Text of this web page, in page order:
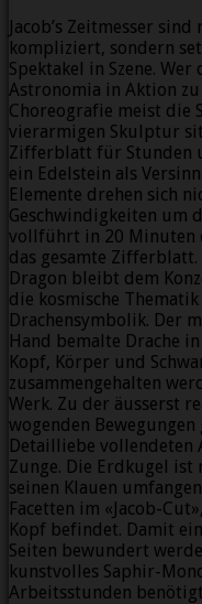
Jacob’s Zeitmesser
kompliziert, sondern
Spektakel in Szene.
Astronomia in Aktion
Choreografie meist die
vierarmigen Skulptur
Zifferblatt für Stunden
ein Edelstein als
Elemente drehen sich
Geschwindigkeiten um
vollführt in 20 Minuten
das gesamte
Dragon bleibt dem
die kosmische
Drachensymbolik. Der
Hand bemalte Drache
Kopf, Körper und
zusammengehalten
Werk. Zu der äusserst
wogenden
Detailliebe vollendeten
Zunge. Die Erdkugel
seinen Klauen
Facetten im «Jacob-
Kopf befindet. Damit
Seiten bewundert
kunstvolles Saphir-
Arbeitsstunden